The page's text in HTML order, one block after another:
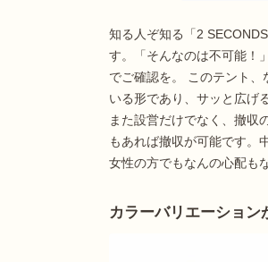
知る人ぞ知る「2
す。「そんなのは不可能！
でご確認を。 このテント
いる形であり、サッと広げ
また設営だけでなく、撤収
もあれば撤収が可能です。
女性の方でもなんの心配も
カラーバリエーション